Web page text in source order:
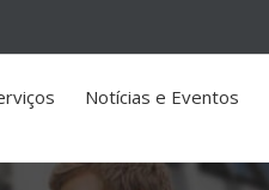
Notícias e Eventos